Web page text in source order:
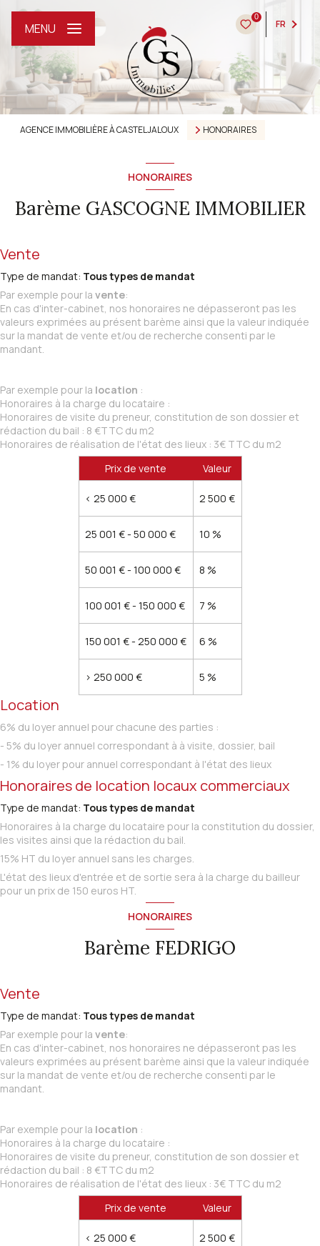
0
FR
MENU
AGENCE IMMOBILIÈRE À CASTELJALOUX HONORAIRES
HONORAIRES
Barème GASCOGNE IMMOBILIER
Vente
Type de mandat: Tous types de mandat
Par exemple pour la vente:
En cas d'inter-cabinet, nos honoraires ne dépasseront pas les
valeurs exprimées au présent barème ainsi que la valeur indiquée
sur la mandat de vente et/ou de recherche consenti par le
mandant.
Par exemple pour la location :
Honoraires à la charge du locataire :
Honoraires de visite du preneur, constitution de son dossier et
rédaction du bail : 8 €TTC du m2
Honoraires de réalisation de l'état des lieux : 3€ TTC du m2
Prix de vente
Valeur
< 25 000 € 2 500 €
25 001 € - 50 000 € 10 %
50 001 € - 100 000 € 8 %
100 001 € - 150 000 € 7 %
150 001 € - 250 000 € 6 %
> 250 000 € 5 %
Location
6% du loyer annuel pour chacune des parties :
- 5% du loyer annuel correspondant à à visite, dossier, bail
- 1% du loyer pour annuel correspondant à l'état des lieux
Honoraires de location locaux commerciaux
Type de mandat: Tous types de mandat
Honoraires à la charge du locataire pour la constitution du dossier,
les visites ainsi que la rédaction du bail.
15% HT du loyer annuel sans les charges.
L'état des lieux d'entrée et de sortie sera à la charge du bailleur
pour un prix de 150 euros HT.
HONORAIRES
Barème FEDRIGO
Vente
Type de mandat: Tous types de mandat
Par exemple pour la vente:
En cas d'inter-cabinet, nos honoraires ne dépasseront pas les
valeurs exprimées au présent barème ainsi que la valeur indiquée
sur la mandat de vente et/ou de recherche consenti par le
mandant.
Par exemple pour la location :
Honoraires à la charge du locataire :
Honoraires de visite du preneur, constitution de son dossier et
rédaction du bail : 8 €TTC du m2
Honoraires de réalisation de l'état des lieux : 3€ TTC du m2
Prix de vente
Valeur
< 25 000 € 2 500 €